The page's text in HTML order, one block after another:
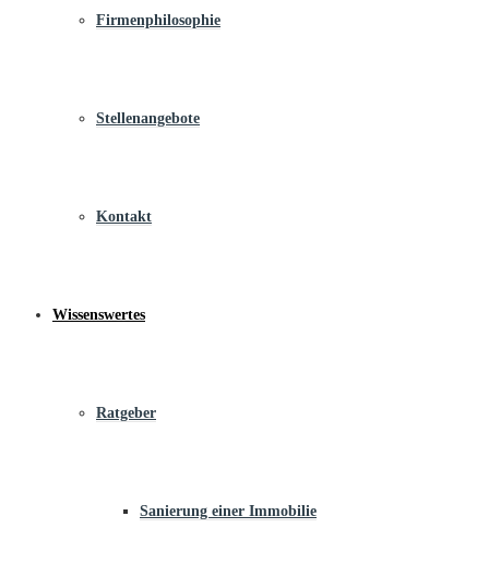
Firmenphilosophie
Stellenangebote
Kontakt
Wissenswertes
Ratgeber
Sanierung einer Immobilie